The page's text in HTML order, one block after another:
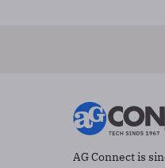
AG Connect is